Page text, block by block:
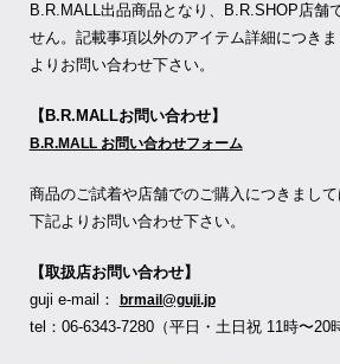
B.R.MALL出品商品となり、B.R.SHOP店舗
せん。記載事項以外のアイテム詳細につき
よりお問い合わせ下さい。
【B.R.MALLお問い合わせ】
B.R.MALL お問い合わせフォーム
商品のご試着や店舗でのご購入につきまして
下記よりお問い合わせ下さい。
【取扱店お問い合わせ】
guji e-mail：
brmail@guji.jp
tel：06-6343-7280（平日・土日祝 11時〜20時